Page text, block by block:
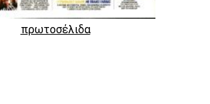
πρωτοσέλιδα